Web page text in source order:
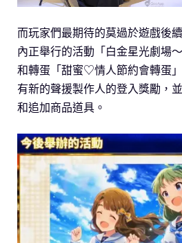
而玩家們最期待的莫過於遊戲後
內正舉行的活動「白金星光劇場
和轉蛋「甜蜜♡情人節約會轉蛋
有新的聲援製作人的登入獎勵，
和追加商品道具。